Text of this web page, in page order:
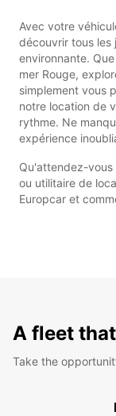
Avec votre
découvrir tous les
environnante.
mer Rouge,
simplement vous
notre location de
rythme. Ne
expérience
Qu'attendez-vous
ou utilitaire de
Europcar et
A fleet
Take the